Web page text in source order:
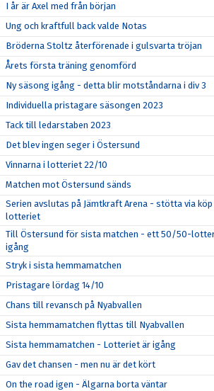
I år är Axel med från början
Ung och kraftfull back valde Notas
Bröderna Stoltz återförenade i gulsvarta tröjan
Årets första träning genomförd
Ny säsong igång - detta blir motståndarna i div 3
Individuella pristagare säsongen 2023
Tack till ledarstaben 2023
Det blev ingen seger i Östersund
Vinnarna i lotteriet 22/10
Matchen mot Östersund sänds
Serien avslutas på Jämtkraft Arena - stötta via köp
lotteriet
Till Östersund för sista matchen - ett 50/50-
igång
Stryk i sista hemmamatchen
Pristagare lördag 14/10
Chans till revansch på Nyabvallen
Sista hemmamatchen flyttas till Nyabvallen
Sista hemmamatchen - Lotteriet är igång
Gav det chansen - men nu är det kört
On the road igen - Älgarna borta väntar